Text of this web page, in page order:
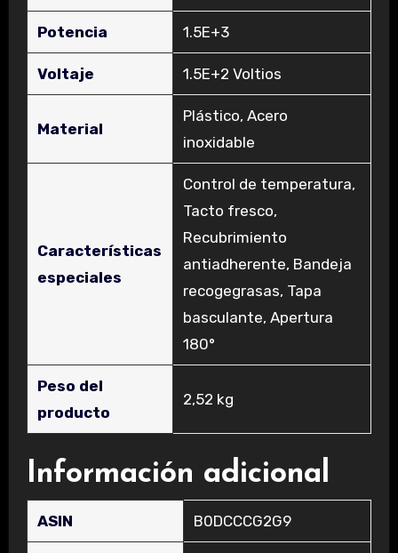
Potencia ‎1.5E+3
Voltaje ‎1.5E+2 Voltios
Material
‎Plástico, Acero
inoxidable
Características
especiales
‎Control de temperatura,
Tacto fresco,
Recubrimiento
antiadherente, Bandeja
recogegrasas, Tapa
basculante, Apertura
180°
Peso del
producto
‎2,52 kg
Información adicional
ASIN B0DCCCG2G9